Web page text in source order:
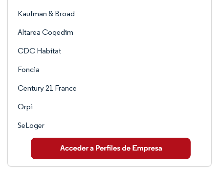
Kaufman & Broad
Altarea Cogedim
CDC Habitat
Foncia
Century 21 France
Orpi
SeLoger